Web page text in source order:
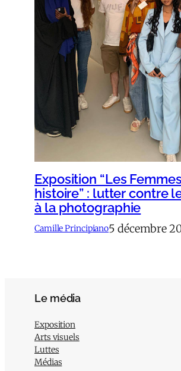
Exposition “Les
histoire” : lutter contre
à la photographie
Camille Principiano5 décembre
Le média
Exposition
Arts visuels
Luttes
Médias